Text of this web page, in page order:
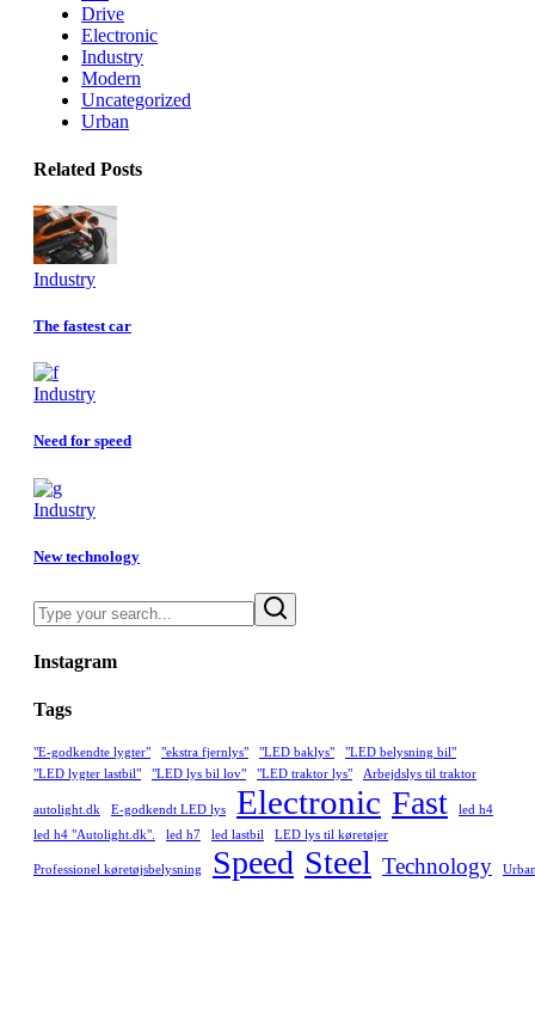
Drive
Electronic
Industry
Modern
Uncategorized
Urban
Related Posts
Industry
The fastest car
Industry
Need for speed
Industry
New technology
Search
Instagram
Tags
"E-godkendte lygter" "ekstra fjernlys" "LED baklys"
"LED belysning bil"
"LED lygter lastbil"
"LED lys bil lov" "LED traktor lys" Arbejdslys til traktor
autolight.dk E-godkendt LED lys Electronic Fast
led h4
led h4 "Autolight.dk".
led h7 led lastbil LED lys til køretøjer
Professionel køretøjsbelysning Speed Steel Technology